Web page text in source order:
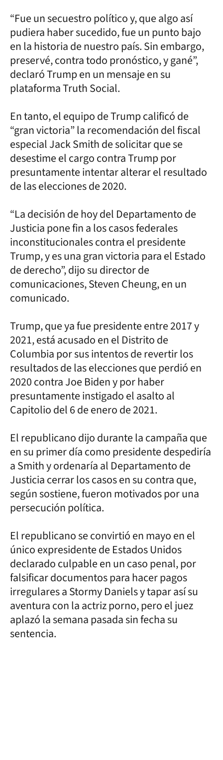
“Fue un secuestro político y, que algo así
pudiera haber sucedido, fue un punto bajo
en la historia de nuestro país. Sin embargo,
preservé, contra todo pronóstico, y gané”,
declaró Trump en un mensaje en su
plataforma Truth Social.
En tanto, el equipo de Trump calificó de
“gran victoria” la recomendación del fiscal
especial Jack Smith de solicitar que se
desestime el cargo contra Trump por
presuntamente intentar alterar el resultado
de las elecciones de 2020.
“La decisión de hoy del Departamento de
Justicia pone fin a los casos federales
inconstitucionales contra el presidente
Trump, y es una gran victoria para el Estado
de derecho”, dijo su director de
comunicaciones, Steven Cheung, en un
comunicado.
Trump, que ya fue presidente entre 2017 y
2021, está acusado en el Distrito de
Columbia por sus intentos de revertir los
resultados de las elecciones que perdió en
2020 contra Joe Biden y por haber
presuntamente instigado el asalto al
Capitolio del 6 de enero de 2021.
El republicano dijo durante la campaña que
en su primer día como presidente despediría
a Smith y ordenaría al Departamento de
Justicia cerrar los casos en su contra que,
según sostiene, fueron motivados por una
persecución política.
El republicano se convirtió en mayo en el
único expresidente de Estados Unidos
declarado culpable en un caso penal, por
falsificar documentos para hacer pagos
irregulares a Stormy Daniels y tapar así su
aventura con la actriz porno, pero el juez
aplazó la semana pasada sin fecha su
sentencia.